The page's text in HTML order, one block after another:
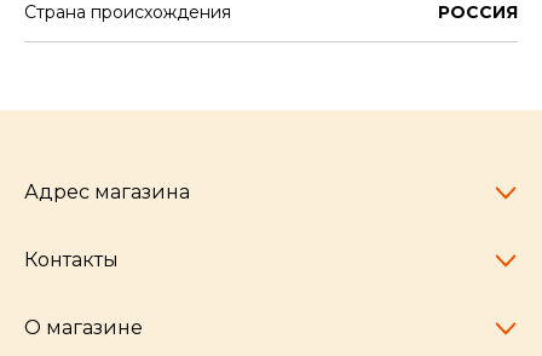
Страна происхождения РОССИЯ
Адрес магазина
Челябинск,
Контакты
pocherkartshop@mail.ru
О магазине